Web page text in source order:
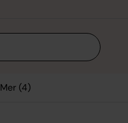
Mer (4)